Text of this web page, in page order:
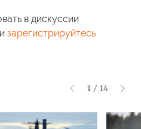
в дискуссии
зарегистрируйтесь
1 / 14